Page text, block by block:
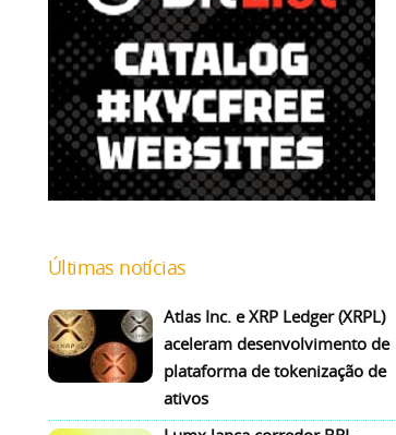
Últimas notícias
Atlas Inc. e XRP Ledger (XRPL)
aceleram desenvolvimento de
plataforma de tokenização de
ativos